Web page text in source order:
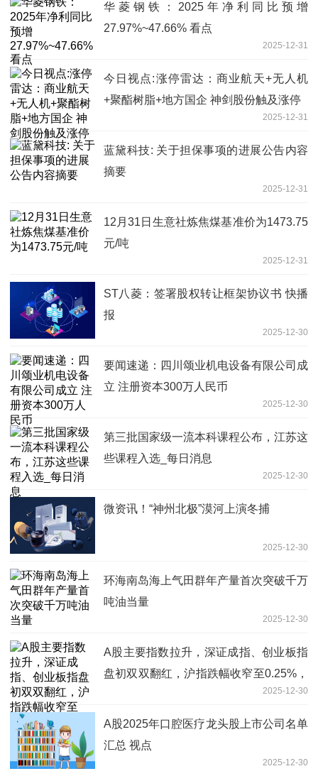
华菱钢铁：2025年净利同比预增
27.97%~47.66% 看点
2025-12-31
今日视点:涨停雷达：商业航天+无人机
+聚酯树脂+地方国企 神剑股份触及涨停
2025-12-31
蓝黛科技: 关于担保事项的进展公告内容
摘要
2025-12-31
12月31日生意社炼焦煤基准价为1473.75
元/吨
2025-12-31
ST八菱：签署股权转让框架协议书 快播
报
2025-12-30
要闻速递：四川颂业机电设备有限公司成
立 注册资本300万人民币
2025-12-30
第三批国家级一流本科课程公布，江苏这
些课程入选_每日消息
2025-12-30
微资讯！“神州北极”漠河上演冬捕
2025-12-30
环海南岛海上气田群年产量首次突破千万
吨油当量
2025-12-30
A股主要指数拉升，深证成指、创业板指
盘初双双翻红，沪指跌幅收窄至0.25%，
2025-12-30
A股2025年口腔医疗龙头股上市公司名单
汇总 视点
2025-12-30